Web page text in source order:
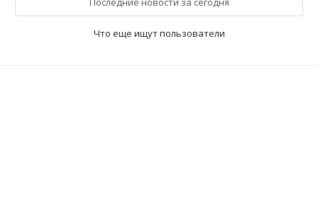
Что еще ищут пользователи